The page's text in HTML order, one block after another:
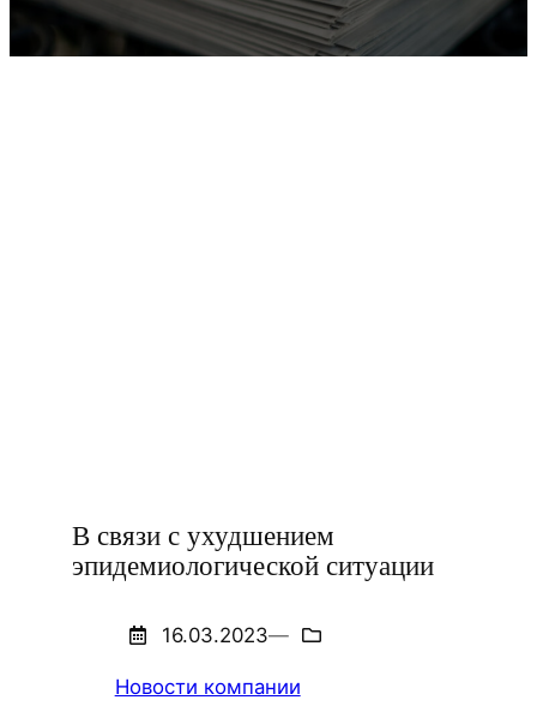
В связи с ухудшением
эпидемиологической ситуации
16.03.2023—
Новости компании